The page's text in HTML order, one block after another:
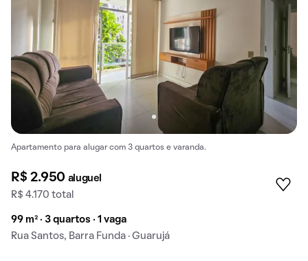
Apartamento para alugar com 3 quartos e varanda.
R$ 2.950 aluguel
R$ 4.170 total
99 m² · 3 quartos · 1 vaga
Rua Santos, Barra Funda · Guarujá